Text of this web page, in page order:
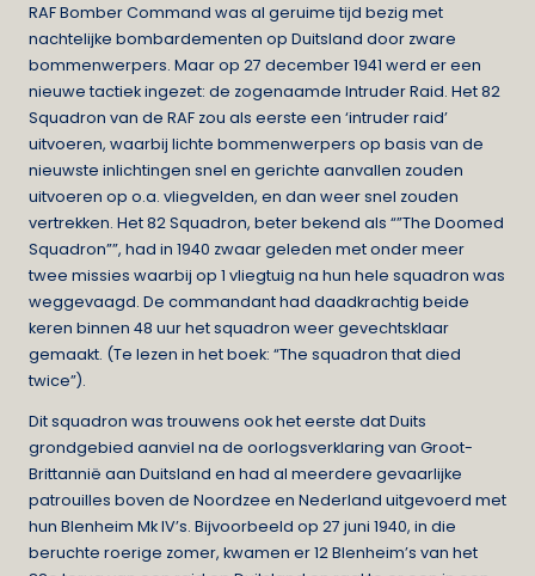
RAF Bomber Command was al geruime tijd bezig met
nachtelijke bombardementen op Duitsland door zware
bommenwerpers. Maar op 27 december 1941 werd er een
nieuwe tactiek ingezet: de zogenaamde Intruder Raid. Het 82
Squadron van de RAF zou als eerste een ‘intruder raid’
uitvoeren, waarbij lichte bommenwerpers op basis van de
nieuwste inlichtingen snel en gerichte aanvallen zouden
uitvoeren op o.a. vliegvelden, en dan weer snel zouden
vertrekken. Het 82 Squadron, beter bekend als “”The Doomed
Squadron””, had in 1940 zwaar geleden met onder meer
twee missies waarbij op 1 vliegtuig na hun hele squadron was
weggevaagd. De commandant had daadkrachtig beide
keren binnen 48 uur het squadron weer gevechtsklaar
gemaakt. (Te lezen in het boek: “The squadron that died
twice”).
Dit squadron was trouwens ook het eerste dat Duits
grondgebied aanviel na de oorlogsverklaring van Groot-
Brittannië aan Duitsland en had al meerdere gevaarlijke
patrouilles boven de Noordzee en Nederland uitgevoerd met
hun Blenheim Mk IV’s. Bijvoorbeeld op 27 juni 1940, in die
beruchte roerige zomer, kwamen er 12 Blenheim’s van het